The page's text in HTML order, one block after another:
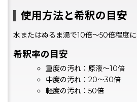
使用方法と希釈の目安
水またはぬるま湯で10倍〜50倍程度に
希釈率の目安
重度の汚れ：原液〜10倍
中度の汚れ：20〜30倍
軽度の汚れ：50倍